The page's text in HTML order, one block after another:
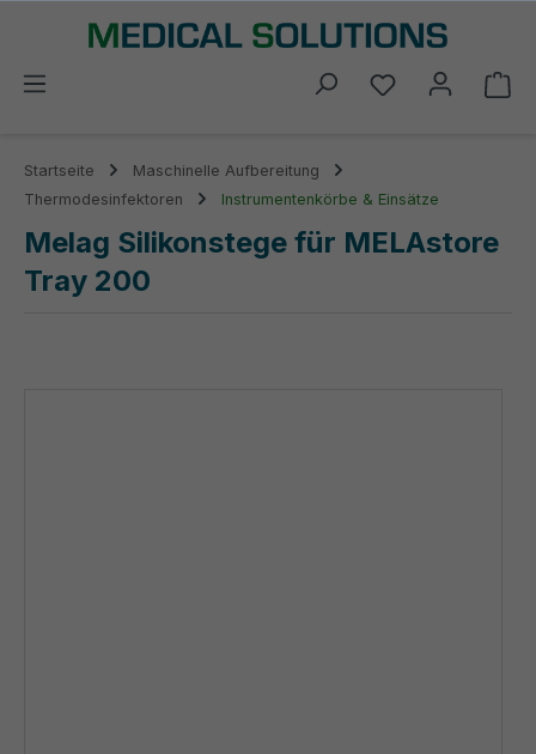
springen
Du hast 0
Startseite
Maschinelle Aufbereitung
Thermodesinfektoren
Instrumentenkörbe & Einsätze
Melag Silikonstege für MELAstore
Tray 200